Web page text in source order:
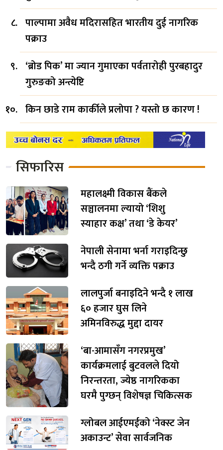
पाल्पामा अवैध मदिरासहित भारतीय दुई नागरिक
पक्राउ
‘ब्रोड पिक’ मा ज्यान गुमाएका पर्वतारोही पुरबहादुर
गुरुङको अन्त्येष्टि
किन छाडे राम कार्कीले प्रलोपा ? यस्तो छ कारण !
सिफारिस
महालक्ष्मी विकास बैंकले
सञ्चालनमा ल्यायो ‘शिशु
स्याहार कक्ष’ तथा ‘डे केयर’
नेपाली सेनामा भर्ना गराइदिन्छु
भन्दै ठगी गर्ने व्यक्ति पक्राउ
लालपुर्जा बनाइदिने भन्दै १ लाख
६० हजार घुस लिने
अमिनविरुद्ध मुद्दा दायर
‘बा-आमासँग नगरप्रमुख’
कार्यक्रमलाई बुटवलले दियो
निरन्तरता, ज्येष्ठ नागरिकका
घरमै पुग्छन् विशेषज्ञ चिकित्सक
ग्लोबल आईएमईको ‘नेक्स्ट जेन
अकाउन्ट’ सेवा सार्वजनिक